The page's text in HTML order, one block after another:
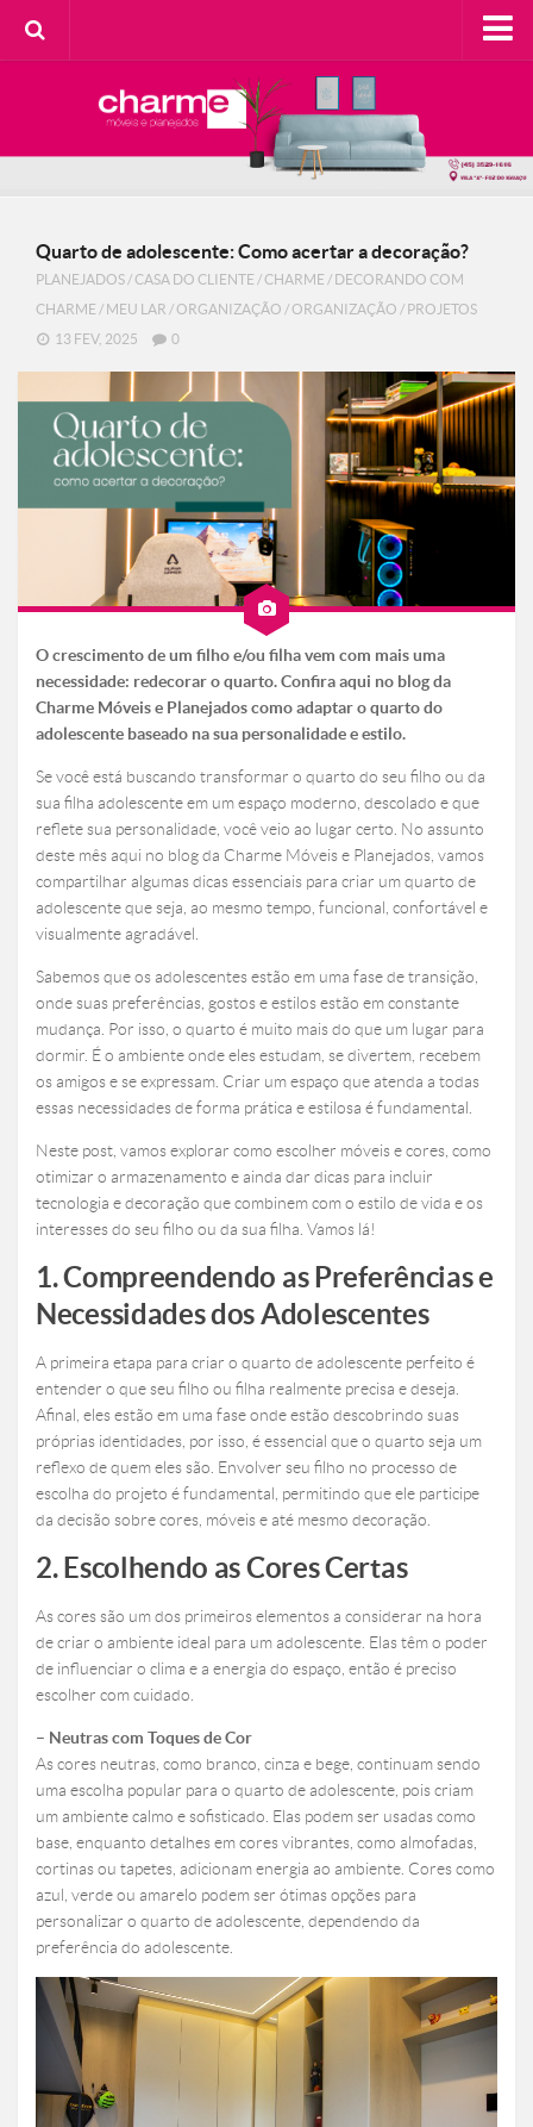
SOBRE A CHARME
Decorando com Charme
Design Consciente
Detalhes Charmosos
Faça Você Mesma
Meu Lar
Na Cozinha
Contato
Quarto de adolescente: Como acertar a decoração?
PLANEJADOS /CASA DO CLIENTE /CHARME / DECORANDO COM
CHARME / MEU LAR /ORGANIZAÇÃO /ORGANIZAÇÃO / PROJETOS
13 FEV, 2025
0
O crescimento de um filho e/ou filha vem com mais uma
necessidade: redecorar o quarto. Confira aqui no blog da
Charme Móveis e Planejados como adaptar o quarto do
adolescente baseado na sua personalidade e estilo.
Se você está buscando transformar o quarto do seu filho ou da
sua filha adolescente em um espaço moderno, descolado e que
reflete sua personalidade, você veio ao lugar certo. No assunto
deste mês aqui no blog da Charme Móveis e Planejados, vamos
compartilhar algumas dicas essenciais para criar um quarto de
adolescente que seja, ao mesmo tempo, funcional, confortável e
visualmente agradável.
Sabemos que os adolescentes estão em uma fase de transição,
onde suas preferências, gostos e estilos estão em constante
mudança. Por isso, o quarto é muito mais do que um lugar para
dormir. É o ambiente onde eles estudam, se divertem, recebem
os amigos e se expressam. Criar um espaço que atenda a todas
essas necessidades de forma prática e estilosa é fundamental.
Neste post, vamos explorar como escolher móveis e cores, como
otimizar o armazenamento e ainda dar dicas para incluir
tecnologia e decoração que combinem com o estilo de vida e os
interesses do seu filho ou da sua filha. Vamos lá!
1. Compreendendo as Preferências e
Necessidades dos Adolescentes
A primeira etapa para criar o quarto de adolescente perfeito é
entender o que seu filho ou filha realmente precisa e deseja.
Afinal, eles estão em uma fase onde estão descobrindo suas
próprias identidades, por isso, é essencial que o quarto seja um
reflexo de quem eles são. Envolver seu filho no processo de
escolha do projeto é fundamental, permitindo que ele participe
da decisão sobre cores, móveis e até mesmo decoração.
2. Escolhendo as Cores Certas
As cores são um dos primeiros elementos a considerar na hora
de criar o ambiente ideal para um adolescente. Elas têm o poder
de influenciar o clima e a energia do espaço, então é preciso
escolher com cuidado.
– Neutras com Toques de Cor
As cores neutras, como branco, cinza e bege, continuam sendo
uma escolha popular para o quarto de adolescente, pois criam
um ambiente calmo e sofisticado. Elas podem ser usadas como
base, enquanto detalhes em cores vibrantes, como almofadas,
cortinas ou tapetes, adicionam energia ao ambiente. Cores como
azul, verde ou amarelo podem ser ótimas opções para
personalizar o quarto de adolescente, dependendo da
preferência do adolescente.